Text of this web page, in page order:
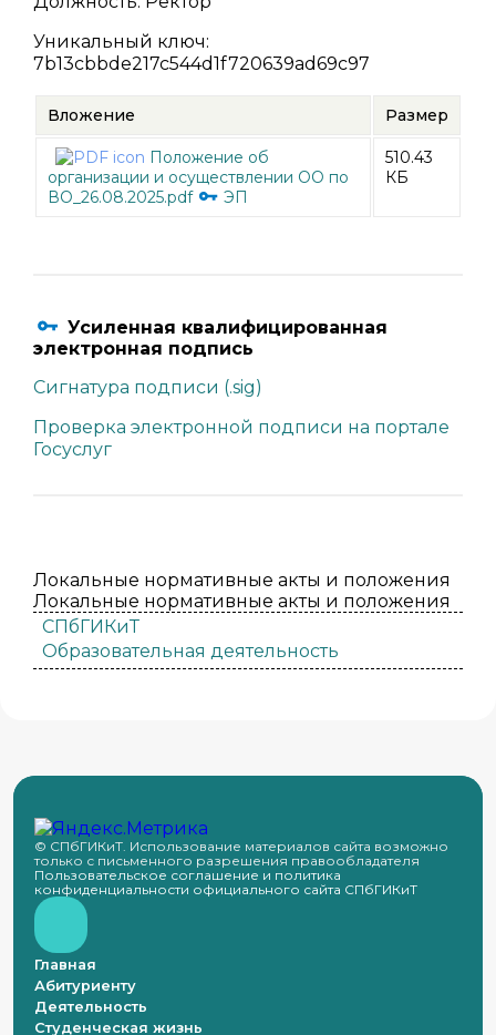
Уникальный ключ:
7b13cbbde217c544d1f720639ad69c97
Вложение Размер
Положение об
организации и осуществлении ОО по
ВО_26.08.2025.pdf
ЭП
510.43
КБ
Усиленная квалифицированная
электронная подпись
Сигнатура подписи (.sig)
Проверка электронной подписи на портале
Госуслуг
Локальные нормативные акты и положения
Локальные нормативные акты и положения
СПбГИКиТ
Образовательная деятельность
© СПбГИКиТ. Использование материалов сайта возможно
только с письменного разрешения правообладателя
Пользовательское соглашение и политика
конфиденциальности официального сайта СПбГИКиТ
Главная
Абитуриенту
Деятельность
Студенческая жизнь